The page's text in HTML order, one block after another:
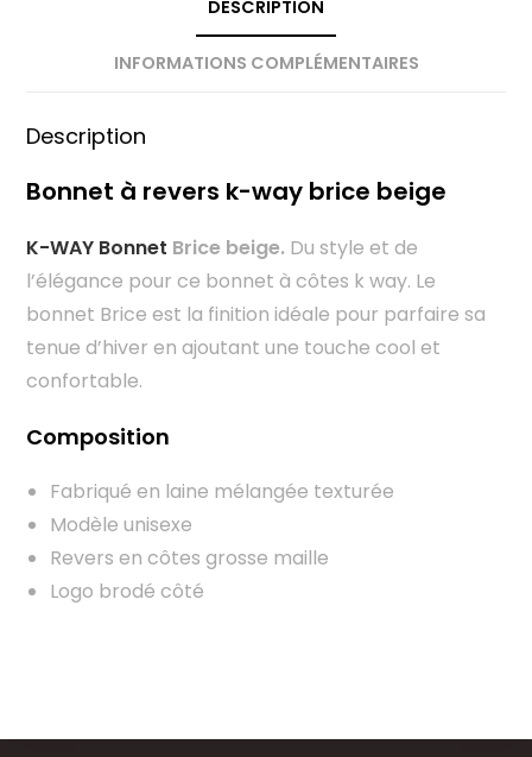
DESCRIPTION
INFORMATIONS COMPLÉMENTAIRES
Description
Bonnet à revers k-way brice beige
K-WAY Bonnet Brice beige. Du style et de
l’élégance pour ce bonnet à côtes k way. Le
bonnet Brice est la finition idéale pour parfaire sa
tenue d’hiver en ajoutant une touche cool et
confortable.
Composition
Fabriqué en laine mélangée texturée
Modèle unisexe
Revers en côtes grosse maille
Logo brodé côté